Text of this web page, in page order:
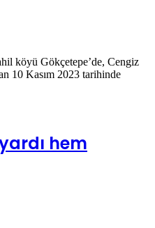
köyü Gökçetepe’de, Cengiz
10 Kasım 2023 tarihinde
hem